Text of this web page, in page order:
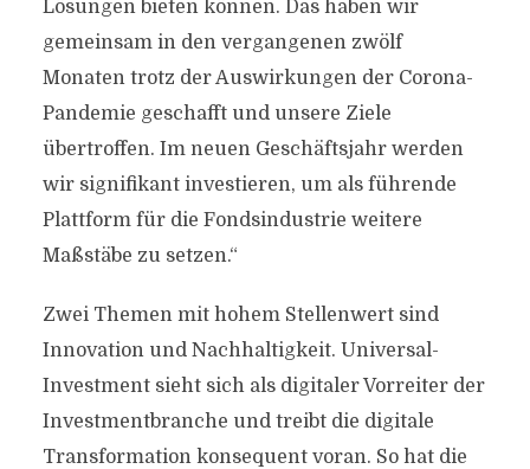
Lösungen bieten können. Das haben wir
gemeinsam in den vergangenen zwölf
Monaten trotz der Auswirkungen der Corona-
Pandemie geschafft und unsere Ziele
übertroffen. Im neuen Geschäftsjahr werden
wir signifikant investieren, um als führende
Plattform für die Fondsindustrie weitere
Maßstäbe zu setzen.“
Zwei Themen mit hohem Stellenwert sind
Innovation und Nachhaltigkeit. Universal-
Investment sieht sich als digitaler Vorreiter der
Investmentbranche und treibt die digitale
Transformation konsequent voran. So hat die